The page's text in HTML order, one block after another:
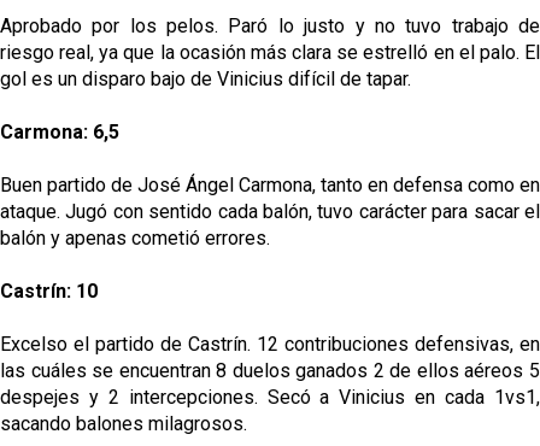
Aprobado por los pelos. Paró lo justo y no tuvo trabajo de
riesgo real, ya que la ocasión más clara se estrelló en el palo. El
gol es un disparo bajo de Vinicius difícil de tapar.
Carmona: 6,5
Buen partido de José Ángel Carmona, tanto en defensa como en
ataque. Jugó con sentido cada balón, tuvo carácter para sacar el
balón y apenas cometió errores.
Castrín: 10
Excelso el partido de Castrín. 12 contribuciones defensivas, en
las cuáles se encuentran 8 duelos ganados 2 de ellos aéreos 5
despejes y 2 intercepciones. Secó a Vinicius en cada 1vs1,
sacando balones milagrosos.